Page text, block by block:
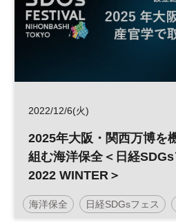
2022/12/6(火)
2025年大阪・関西万博を
組む海洋保全＜日経
2022 WINTER＞
海洋保全 日経SDGsフェス